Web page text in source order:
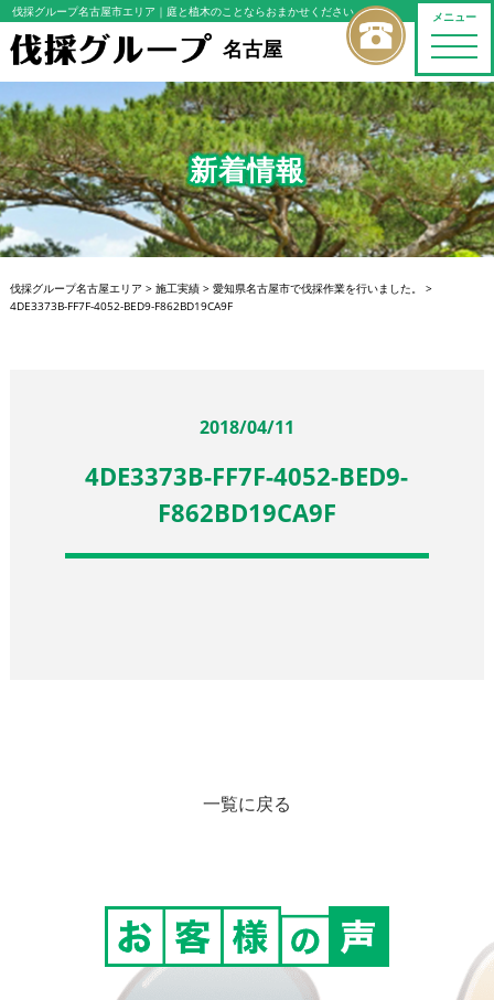
メニュー
toggle
伐採グループ名古屋市エリア ｜庭と植木のことならおまかせください
名古屋
新着情報
伐採グループ名古屋エリア > 施工実績> 愛知県名古屋市で伐採作業を行いました。
>
4DE3373B-FF7F-4052-BED9-F862BD19CA9F
2018/04/11
4DE3373B-FF7F-4052-BED9-
F862BD19CA9F
一覧に戻る